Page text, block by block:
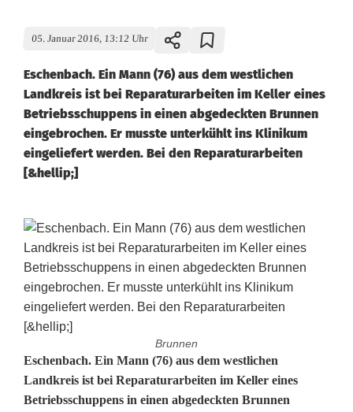
05. Januar 2016, 13:12 Uhr
Eschenbach. Ein Mann (76) aus dem westlichen
Landkreis ist bei Reparaturarbeiten im Keller eines
Betriebsschuppens in einen abgedeckten Brunnen
eingebrochen. Er musste unterkühlt ins Klinikum
eingeliefert werden. Bei den Reparaturarbeiten
[&hellip;]
Brunnen
M
a
Eschenbach. Ein Mann (76) aus dem westlichen
Landkreis ist bei Reparaturarbeiten im Keller eines
Betriebsschuppens in einen abgedeckten Brunnen